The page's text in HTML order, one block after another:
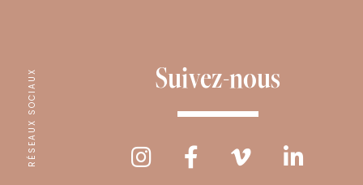
RÉSEAUX SOCIAUX Suivez-nous